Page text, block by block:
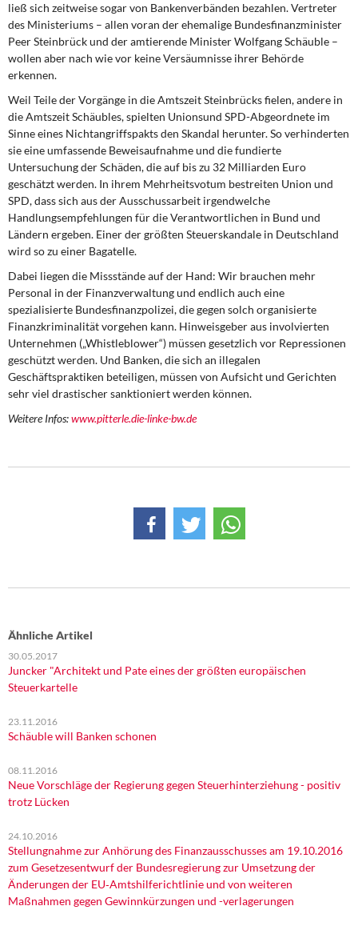
ließ sich zeitweise sogar von Bankenverbänden bezahlen. Vertreter
des Ministeriums – allen voran der ehemalige Bundesfinanzminister
Peer Steinbrück und der amtierende Minister Wolfgang Schäuble –
wollen aber nach wie vor keine Versäumnisse ihrer Behörde
erkennen.
Weil Teile der Vorgänge in die Amtszeit Steinbrücks fielen, andere in
die Amtszeit Schäubles, spielten Unionsund SPD-Abgeordnete im
Sinne eines Nichtangriffspakts den Skandal herunter. So verhinderten
sie eine umfassende Beweisaufnahme und die fundierte
Untersuchung der Schäden, die auf bis zu 32 Milliarden Euro
geschätzt werden. In ihrem Mehrheitsvotum bestreiten Union und
SPD, dass sich aus der Ausschussarbeit irgendwelche
Handlungsempfehlungen für die Verantwortlichen in Bund und
Ländern ergeben. Einer der größten Steuerskandale in Deutschland
wird so zu einer Bagatelle.
Dabei liegen die Missstände auf der Hand: Wir brauchen mehr
Personal in der Finanzverwaltung und endlich auch eine
spezialisierte Bundesfinanzpolizei, die gegen solch organisierte
Finanzkriminalität vorgehen kann. Hinweisgeber aus involvierten
Unternehmen („Whistleblower“) müssen gesetzlich vor Repressionen
geschützt werden. Und Banken, die sich an illegalen
Geschäftspraktiken beteiligen, müssen von Aufsicht und Gerichten
sehr viel drastischer sanktioniert werden können.
Weitere Infos:www.pitterle.die-linke-bw.de
Ähnliche Artikel
30.05.2017
Juncker "Architekt und Pate eines der größten europäischen
Steuerkartelle
23.11.2016
Schäuble will Banken schonen
08.11.2016
Neue Vorschläge der Regierung gegen Steuerhinterziehung - positiv
trotz Lücken
24.10.2016
Stellungnahme zur Anhörung des Finanzausschusses am 19.10.2016
zum Gesetzesentwurf der Bundesregierung zur Umsetzung der
Änderungen der EU‐Amtshilferichtlinie und von weiteren
Maßnahmen gegen Gewinnkürzungen und -verlagerungen